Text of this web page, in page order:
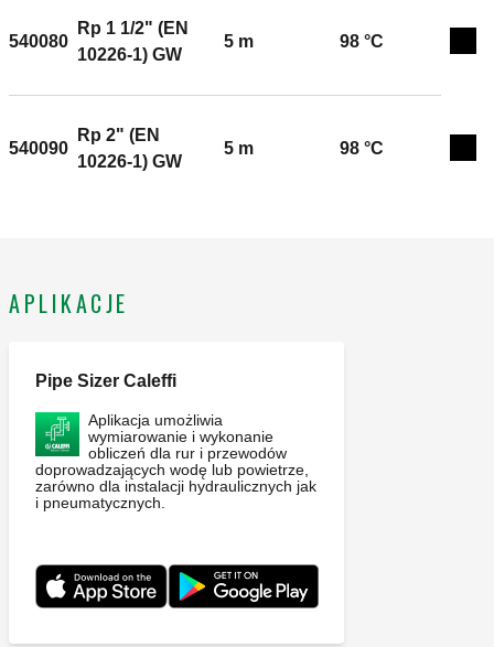
540080
Rp 1 1/2" (EN
10226-1) GW
5 m 98 °C
540090
Rp 2" (EN
10226-1) GW
5 m 98 °C
APLIKACJE
Pipe Sizer Caleffi
Aplikacja umożliwia
wymiarowanie i wykonanie
obliczeń dla rur i przewodów
doprowadzających wodę lub powietrze,
zarówno dla instalacji hydraulicznych jak
i pneumatycznych.